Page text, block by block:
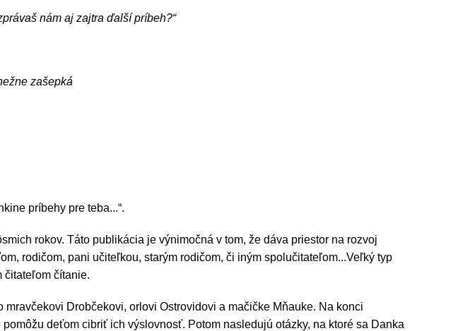
nám aj zajtra ďalší príbeh?“
zašepká
príbehy pre teba...“.
rokov. Táto publikácia je výnimočná v tom, že dáva priestor na rozvoj
rodičom, pani učiteľkou, starým rodičom, či iným spolučitateľom...Veľký typ
čitateľom čítanie.
Drobčekovi, orlovi Ostrovidovi a mačičke Mňauke. Na konci
deťom cibriť ich výslovnosť. Potom nasledujú otázky, na ktoré sa Danka